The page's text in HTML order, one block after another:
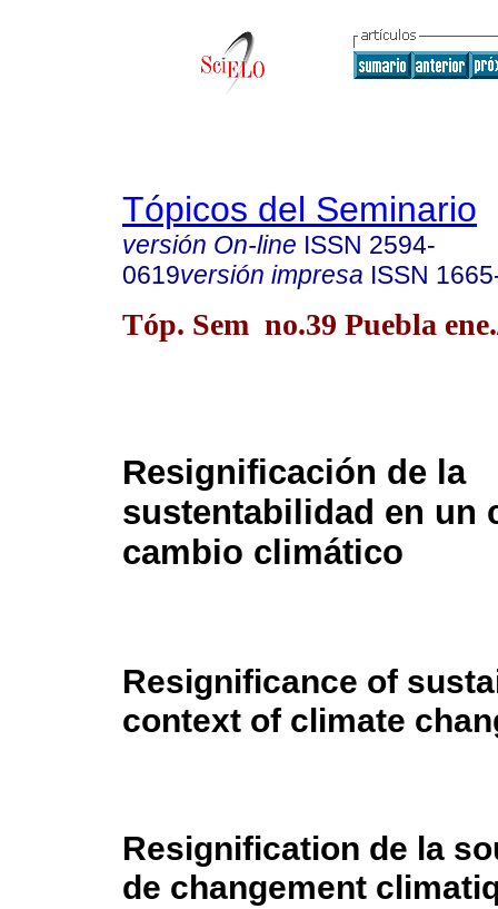
Tópicos del Seminario
versión On-line ISSN 2594-
0619versión impresa ISSN
Tóp. Sem no.39 Puebla
Resignificación de la
sustentabilidad en un
cambio climático
Resignificance of
context of climate
Resignification de la
de changement